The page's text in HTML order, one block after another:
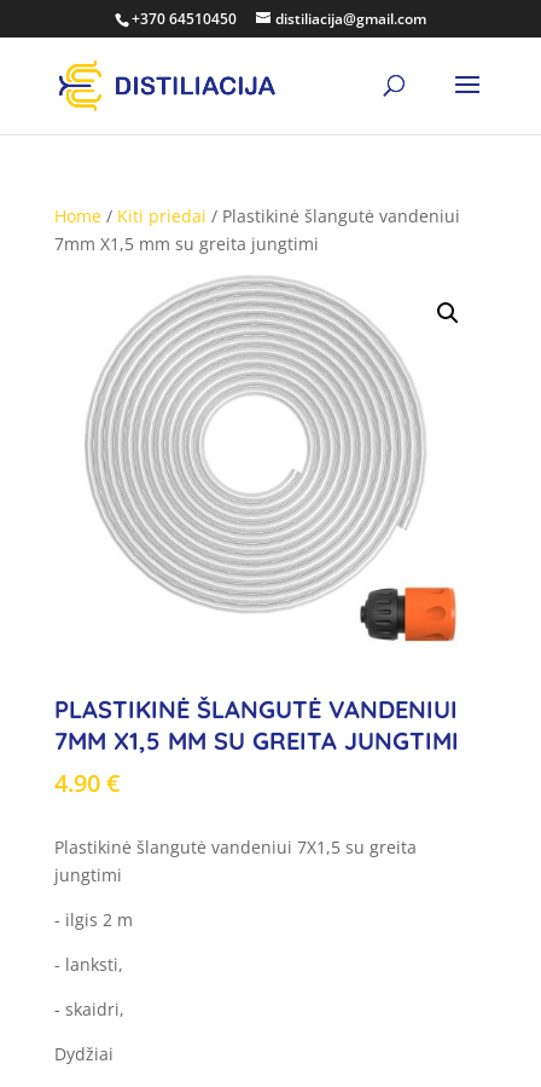
+370 64510450 distiliacija@gmail.com
Home/ Kiti priedai / Plastikinė šlangutė vandeniui
7mm X1,5 mm su greita jungtimi
PLASTIKINĖ ŠLANGUTĖ VANDENIUI
7MM X1,5 MM SU GREITA JUNGTIMI
4.90€
Plastikinė šlangutė vandeniui 7X1,5 su greita
jungtimi
- ilgis 2 m
- lanksti,
- skaidri,
Dydžiai